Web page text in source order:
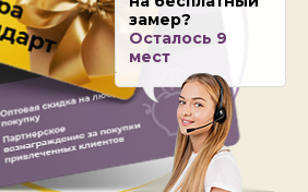
замер?
Осталось 9
мест